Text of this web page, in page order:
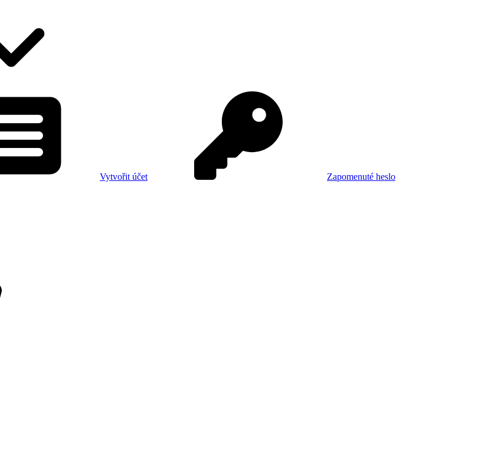
Vytvořit účet Zapomenuté heslo